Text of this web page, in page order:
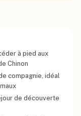
à pied aux
Chinon
compagnie, idéal
de découverte